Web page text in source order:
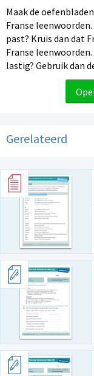
Maak de
Franse
past? Kruis dan dat
Franse
lastig? Gebruik dan
Gerelateerd